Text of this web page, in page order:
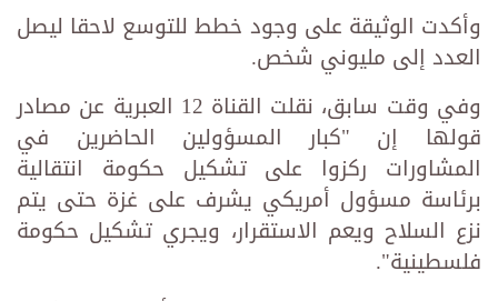
وأكدت الوثيقة على وجود خطط للتوسع لاحقا ليصل
العدد إلى مليوني شخص.
وفي وقت سابق، نقلت القناة 12 العبرية عن مصادر
قولها إن "كبار المسؤولين الحاضرين في
المشاورات ركزوا على تشكيل حكومة انتقالية
برئاسة مسؤول أمريكي يشرف على غزة حتى يتم
نزع السلاح ويعم الاستقرار، ويجري تشكيل حكومة
فلسطينية".